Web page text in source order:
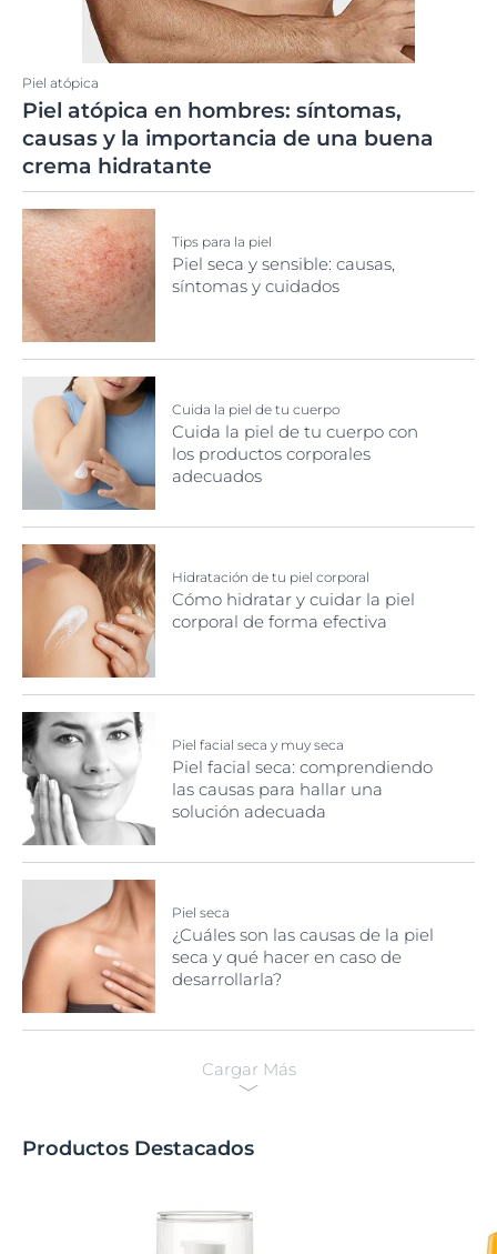
Piel atópica
Piel atópica en hombres: síntomas,
causas y la importancia de una buena
crema hidratante
Tips para la piel
Piel seca y sensible: causas,
síntomas y cuidados
Cuida la piel de tu cuerpo
Cuida la piel de tu cuerpo con
los productos corporales
adecuados
Hidratación de tu piel corporal
Cómo hidratar y cuidar la piel
corporal de forma efectiva
Piel facial seca y muy seca
Piel facial seca: comprendiendo
las causas para hallar una
solución adecuada
Piel seca
¿Cuáles son las causas de la piel
seca y qué hacer en caso de
desarrollarla?
Cargar Más
Productos Destacados